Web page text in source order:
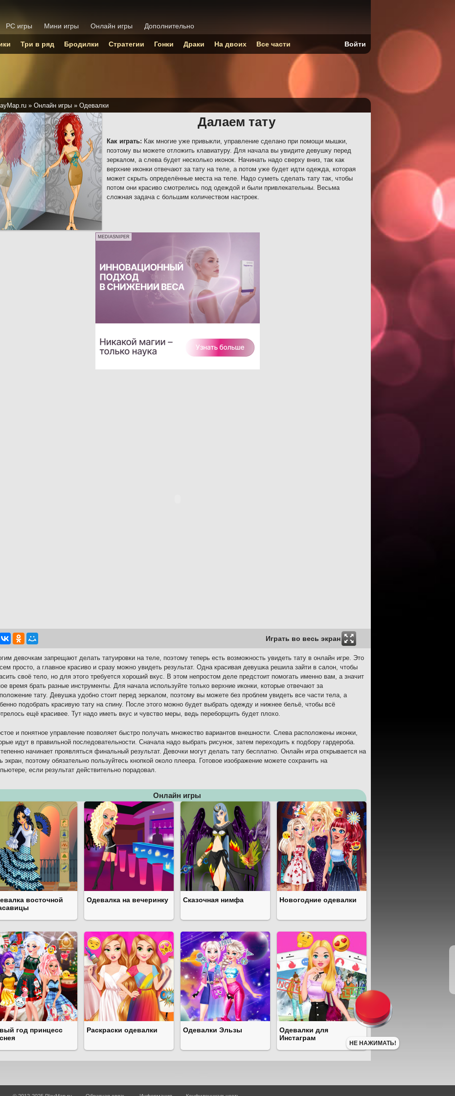
» Онлайн игры » Одевалки
Далаем тату
Как играть: Как многие уже привыкли, управление сделано при помощи мышки,
поэтому вы можете отложить клавиатуру. Для начала вы увидите девушку перед
зеркалом, а слева будет несколько иконок. Начинать надо сверху вниз, так как
верхние иконки отвечают за тату на теле, а потом уже будет идти одежда, которая
может скрыть определённые места на теле. Надо суметь сделать тату так, чтобы
потом они красиво смотрелись под одеждой и были привлекательны. Весьма
сложная задача с большим количеством настроек.
MEDIASNIPER
Играть во весь экран
девочкам запрещают делать татуировки на теле, поэтому теперь есть возможность увидеть тату в онлайн игре. Это
просто, а главное красиво и сразу можно увидеть результат. Одна красивая девушка решила зайти в салон, чтобы
своё тело, но для этого требуется хороший вкус. В этом непростом деле предстоит помогать именно вам, а значит
время брать разные инструменты. Для начала используйте только верхние иконки, которые отвечают за
тату. Девушка удобно стоит перед зеркалом, поэтому вы можете без проблем увидеть все части тела, а
подобрать красивую тату на спину. После этого можно будет выбрать одежду и нижнее бельё, чтобы всё
ещё красивее. Тут надо иметь вкус и чувство меры, ведь переборщить будет плохо.
и понятное управление позволяет быстро получать множество вариантов внешности. Слева расположены иконки,
идут в правильной последовательности. Сначала надо выбрать рисунок, затем переходить к подбору гардероба.
начинает проявляться финальный результат. Девочки могут делать тату бесплатно. Онлайн игра открывается на
экран, поэтому обязательно пользуйтесь кнопкой около плеера. Готовое изображение можете сохранить на
если результат действительно порадовал.
Онлайн игры
восточной
Одевалка на вечеринку Сказочная нимфа Новогодние одевалки
год принцесс
Раскраски одевалки Одевалки Эльзы
Одевалки для
Инстаграм
PC игры Мини игры Онлайн игры Дополнительно
Три в ряд Бродилки Стратегии Гонки Драки На двоих Все части Войти
НЕ НАЖИМАТЬ!